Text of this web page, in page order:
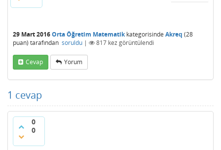
29 Mart 2016Orta Öğretim Matematikkategorisinde Akreq (28
puan) tarafından soruldu | 817 kez görüntülendi
Cevap Yorum
1 cevap
0
0